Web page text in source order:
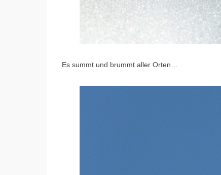
Es summt und brummt aller Orten…